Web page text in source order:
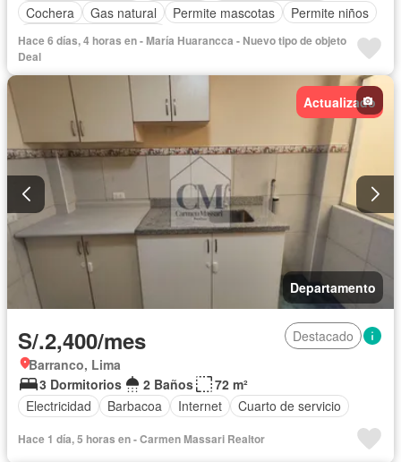
Cochera
Gas natural Permite mascotas
Permite niños
Parcialmente amoblado
Hace 6 días, 4 horas en - María Huarancca - Nuevo tipo de objeto
Deal
Actualizado
Departamento
S/.2,400/mes
Destacado
Barranco, Lima
3 Dormitorios
2 Baños
72 m²
Electricidad
Barbacoa Internet Cuarto de servicio
Hace 1 día, 5 horas en - Carmen Massari Realtor